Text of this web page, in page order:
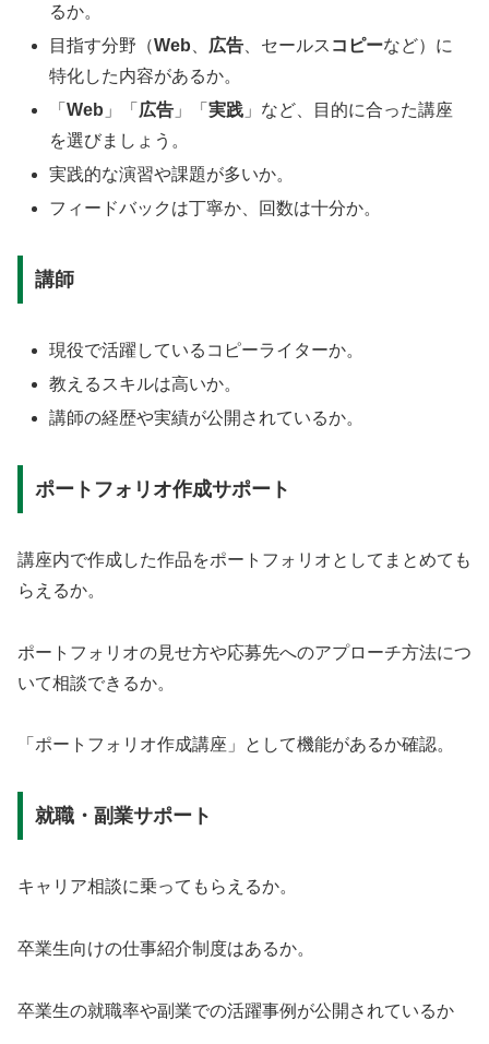
るか。
目指す分野（Web 広告 、セールス コピーなど）に
特化した内容があるか。
「Web 」「 広告 」「実践 」など、目的に合った講座
を選びましょう。
実践的な演習や課題が多いか。
フィードバックは丁寧か、回数は十分か。
講師
現役で活躍しているコピーライターか。
教えるスキルは高いか。
講師の経歴や実績が公開されているか。
ポートフォリオ作成サポート
講座内で作成した作品をポートフォリオとしてまとめても
らえるか。
ポートフォリオの見せ方や応募先へのアプローチ方法につ
いて相談できるか。
「ポートフォリオ作成講座」として機能があるか確認。
就職・副業サポート
キャリア相談に乗ってもらえるか。
卒業生向けの仕事紹介制度はあるか。
卒業生の就職率や副業での活躍事例が公開されているか